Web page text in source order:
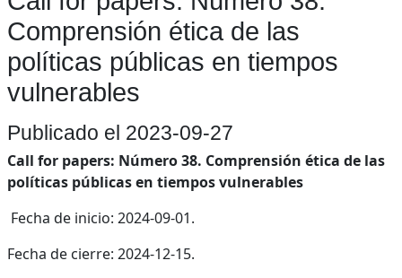
Comprensión ética de las
políticas públicas en tiempos
vulnerables
Publicado el 2023-09-27
Call for papers: Número 38. Comprensión ética de las
políticas públicas en tiempos vulnerables
Fecha de inicio: 2024-09-01.
Fecha de cierre: 2024-12-15.